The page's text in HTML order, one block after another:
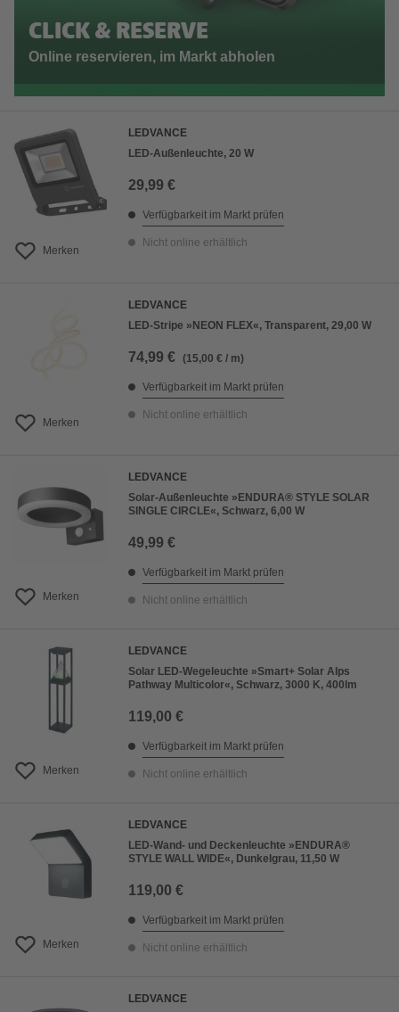
CLICK & RESERVE
Online reservieren, im Markt abholen
Merken
LEDVANCE
LED-Außenleuchte, 20 W
29,99 €
Verfügbarkeit im Markt prüfen
Nicht online erhältlich
Merken
LEDVANCE
LED-Stripe »NEON FLEX«, Transparent, 29,00 W
74,99 € (15,00 € / m)
Verfügbarkeit im Markt prüfen
Nicht online erhältlich
Merken
LEDVANCE
Solar-Außenleuchte »ENDURA® STYLE SOLAR
SINGLE CIRCLE«, Schwarz, 6,00 W
49,99 €
Verfügbarkeit im Markt prüfen
Nicht online erhältlich
Merken
LEDVANCE
Solar LED-Wegeleuchte »Smart+ Solar Alps
Pathway Multicolor«, Schwarz, 3000 K, 400lm
119,00 €
Verfügbarkeit im Markt prüfen
Nicht online erhältlich
Merken
LEDVANCE
LED-Wand- und Deckenleuchte »ENDURA®
STYLE WALL WIDE«, Dunkelgrau, 11,50 W
119,00 €
Verfügbarkeit im Markt prüfen
Nicht online erhältlich
LEDVANCE